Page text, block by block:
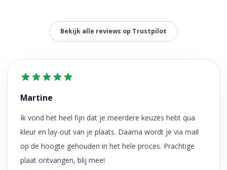
Bekijk alle reviews op Trustpilot
Martine
Ik vond het heel fijn dat je meerdere keuzes hebt qua
kleur en lay-out van je plaats. Daarna wordt je via mail
op de hoogte gehouden in het hele proces. Prachtige
plaat ontvangen, blij mee!